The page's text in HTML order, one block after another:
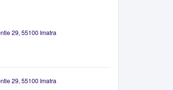
29, 55100 Imatra
29, 55100 Imatra